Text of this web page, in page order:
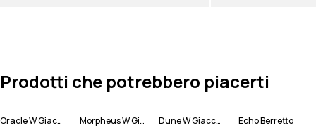
Prodotti che potrebbero piacerti
Oracle W Giacca Snowboard Donna
Morpheus W Giacca Snowboard Donna
Dune W Giacca Sci Donna
Echo Berretto